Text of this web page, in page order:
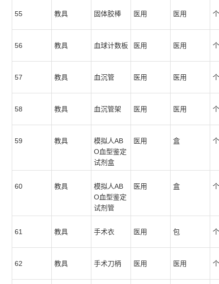
55 教具 固体胶棒 医用 医用 个
56 教具 血球计数板 医用 医用 个
57 教具 血沉管 医用 医用 个
58 教具 血沉管架 医用 医用 个
59 教具
模拟人AB
O血型鉴定
试剂盒
医用 盒 个
60 教具
模拟人AB
O血型鉴定
试剂管
医用 盒 个
61 教具 手术衣 医用 包 个
62 教具 手术刀柄 医用 医用 个